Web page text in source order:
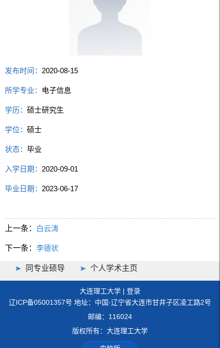
发布时间： 2020-08-15
所学专业： 电子信息
学历：硕士研究生
学位：硕士
状态：毕业
入学日期： 2020-09-01
毕业日期： 2023-06-17
上一条： 白云涛
下一条：李德状
同专业硕导 个人学术主页
大连理工大学 | 登录
辽ICP备05001357号 地址：中国·辽宁省大连市甘井子区凌工路2号
邮编：116024
版权所有：大连理工大学